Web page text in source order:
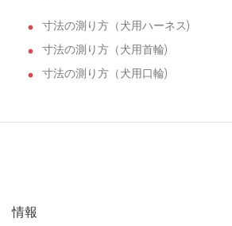
寸法の測り方（犬用ハーネス)
寸法の測り方（犬用首輪)
寸法の測り方（犬用口輪)
情報